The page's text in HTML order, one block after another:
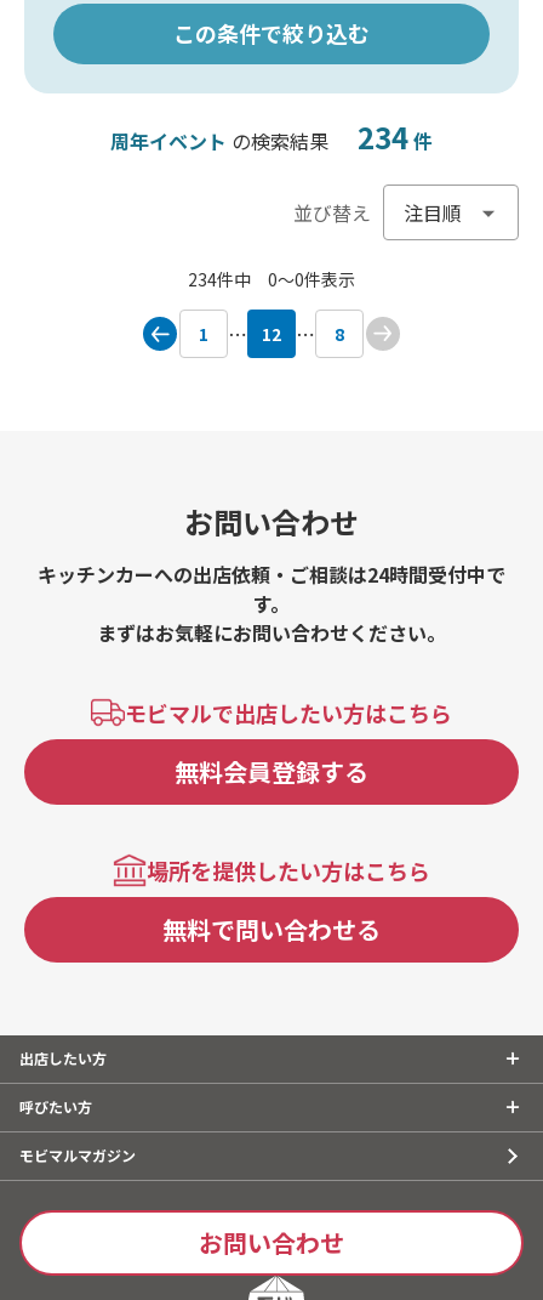
この条件で絞り込む
周年イベント の検索結果 234件
並び替え
234件中 0〜0件表示
1 12 8
お問い合わせ
キッチンカーへの出店依頼・ご相談は24時間受付中で
す。
まずはお気軽にお問い合わせください。
モビマルで出店したい方はこちら
無料会員登録する
場所を提供したい方はこちら
無料で問い合わせる
出店したい方
呼びたい方
モビマルマガジン
お問い合わせ